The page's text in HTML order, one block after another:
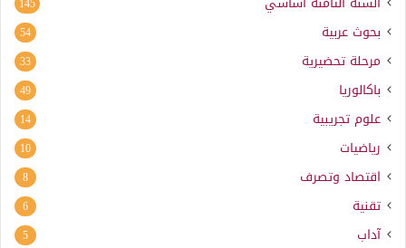
بحوث عربية 54
مرحلة تحضيرية 33
باكالوريا 49
علوم تجريبية 14
رياضيات 10
اقتصاد وتصرف 8
تقنية 6
آداب 5